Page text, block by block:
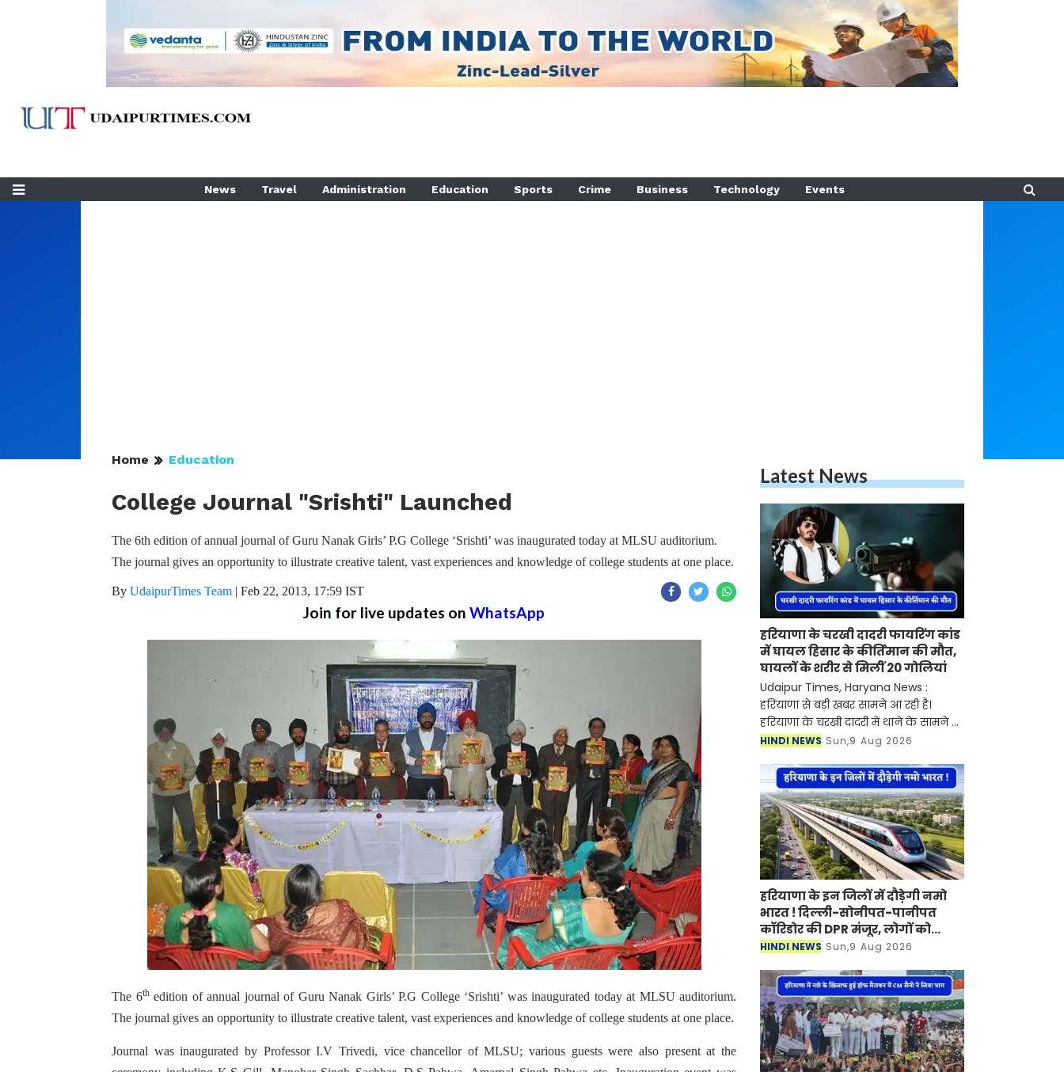
News Travel Administration Education Sports Crime Business Technology Events
Home Education
College Journal "Srishti" Launched
The 6th edition of annual journal of Guru Nanak Girls’ P.G College ‘Srishti’ was inaugurated today at MLSU auditorium.
The journal gives an opportunity to illustrate creative talent, vast experiences and knowledge of college students at one place.
By UdaipurTimes Team | Feb 22, 2013, 17:59 IST
Join for live updates on WhatsApp
The 6thedition of annual journal of Guru Nanak Girls’ P.G College ‘Srishti’ was inaugurated today at MLSU auditorium.
The journal gives an opportunity to illustrate creative talent, vast experiences and knowledge of college students at one place.
Journal was inaugurated by Professor I.V Trivedi, vice chancellor of MLSU; various guests were also present at the
Latest News
हरियाणा के चरखी दादरी फायरिंग कांड
में घायल हिसार के कीर्तिमान की मौत,
घायलों के शरीर से मिलीं 20 गोलियां
Udaipur Times, Haryana News :
हरियाणा से बड़ी खबर सामने आ रही है।
हरियाणा के चरखी दादरी में थाने के सामने हुई
30 राउंड फायरिंग कांड में घायल हुए हिसार
अस्पताल में
HINDI NEWS Sun,9 Aug 2026
हरियाणा के इन जिलों में दौड़ेगी नमो
भारत ! दिल्ली-सोनीपत-पानीपत
कॉरिडोर की DPR मंजूर, लोगों को
मिलेगा बड़ा फायदा
HINDI NEWS Sun,9 Aug 2026